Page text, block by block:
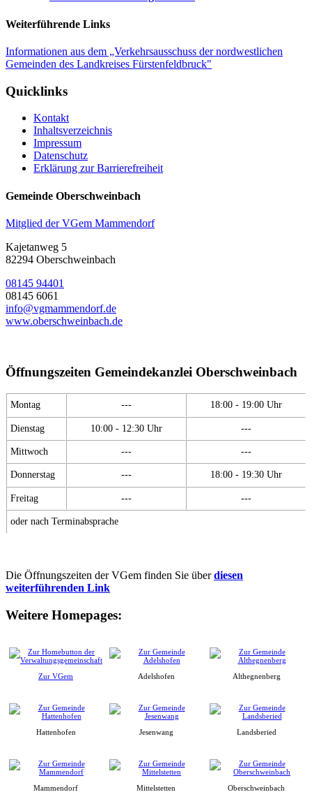
Weiterführende Links
Informationen aus dem „Verkehrsausschuss der nordwestlichen
Gemeinden des Landkreises Fürstenfeldbruck"
Quicklinks
Kontakt
Inhaltsverzeichnis
Impressum
Datenschutz
Erklärung zur Barrierefreiheit
Gemeinde Oberschweinbach
Mitglied der VGem Mammendorf
Kajetanweg 5
82294 Oberschweinbach
08145 94401
08145 6061
info@vgmammendorf.de
www.oberschweinbach.de
Öffnungszeiten Gemeindekanzlei Oberschweinbach
Montag --- 18:00 - 19:00 Uhr
Dienstag 10:00 - 12:30 Uhr ---
Mittwoch --- ---
Donnerstag --- 18:00 - 19:30 Uhr
Freitag --- ---
oder nach Terminabsprache
Die Öffnungszeiten der VGem finden Sie überdiesen
weiterführenden Link
Weitere Homepages:
Zur VGem Adelshofen Althegnenberg
Hattenhofen Jesenwang Landsberied
Mammendorf Mittelstetten Oberschweinbach